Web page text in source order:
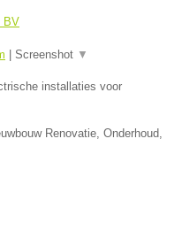
BV
Screenshot ▼
installaties voor
Renovatie, Onderhoud,